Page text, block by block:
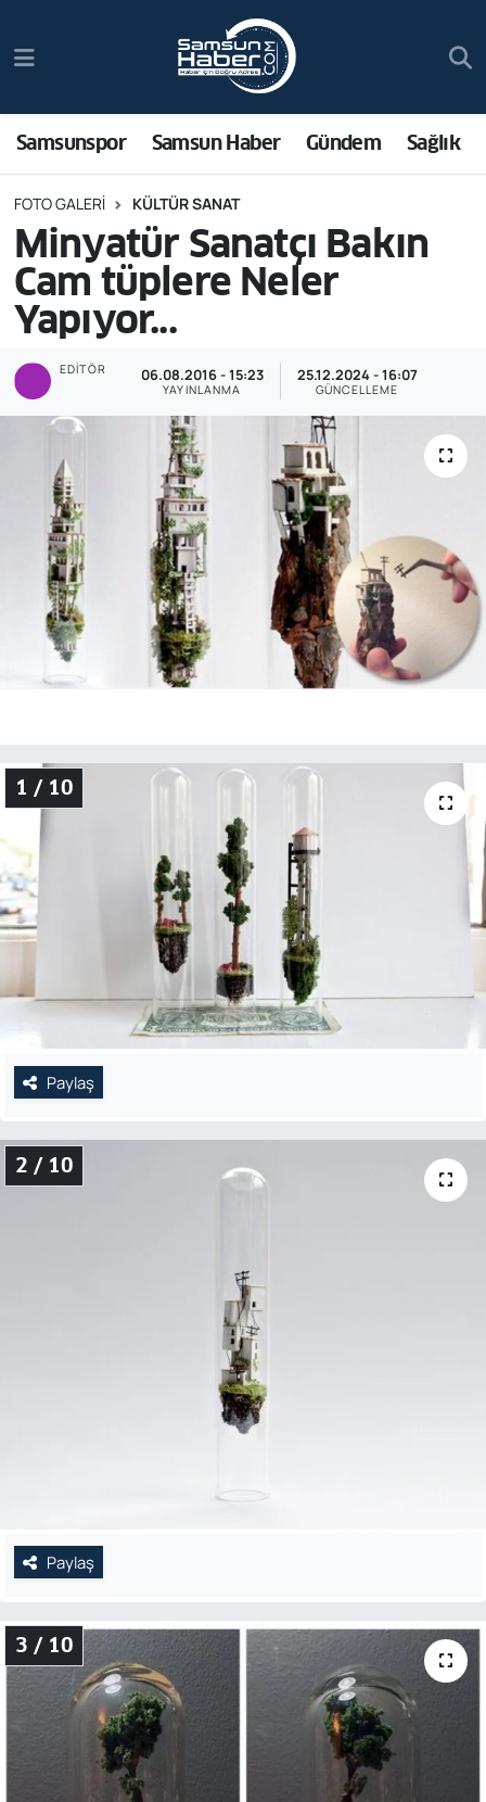
Samsunspor Samsun Haber Gündem Sağlık
FOTO GALERI KÜLTÜR SANAT
Minyatür Sanatçı Bakın
Cam tüplere Neler
Yapıyor...
EDITÖR 06.08.2016 - 15:23
YAYINLANMA
25.12.2024 - 16:07
GÜNCELLEME
1 / 10
Paylaş
2 / 10
Paylaş
3 / 10
Samsun Haber
Sağlık
Asayiş
Bilim ve Teknoloji
Bölge
Dünya
Ekonomi
Genel
Gündem
Özel Haber
POLİTİKA
Spor
Trafik Durumu
Süper Lig Puan Durumu ve Fikstür
Tüm Manşetler
Son Dakika Haberleri
Haber Arşivi